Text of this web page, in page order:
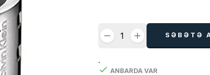
SƏBƏTƏ
.
ANBARDA VAR